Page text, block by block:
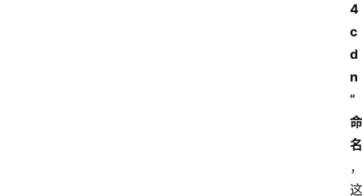
4
c
d
n
”
命
名
，
这